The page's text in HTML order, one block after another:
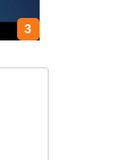
3